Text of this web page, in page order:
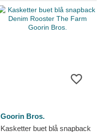
Goorin Bros.
Kasketter buet blå snapback